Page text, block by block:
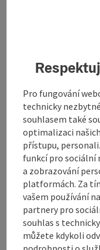
Označit
přejít na
Vytvořit PDF
powered by
Pro fungování
technicky
souhlasem také
optimalizaci
přístupu,
funkcí pro sociální
a zobrazování
platformách. Za
vašem používání
partnery pro
souhlas s
můžete kdykoli